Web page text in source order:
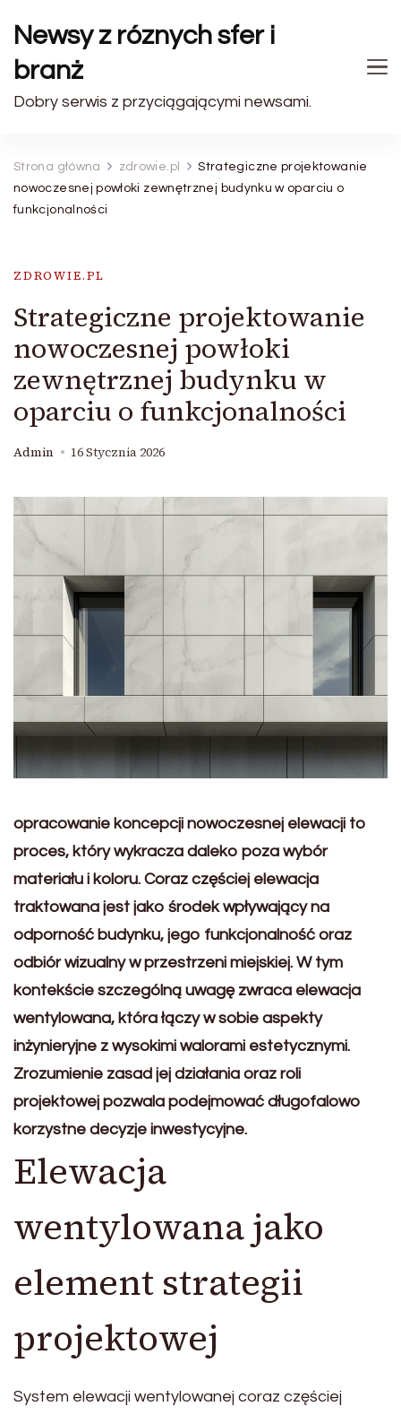
Newsy z róznych sfer i
branż
Dobry serwis z przyciągającymi newsami.
Strona główna zdrowie.pl
Strategiczne projektowanie
nowoczesnej powłoki zewnętrznej budynku w oparciu o
funkcjonalności
ZDROWIE.PL
Strategiczne projektowanie
nowoczesnej powłoki
zewnętrznej budynku w
oparciu o funkcjonalności
Admin 16 Stycznia 2026
opracowanie koncepcji nowoczesnej elewacji to
proces, który wykracza daleko poza wybór
materiału i koloru. Coraz częściej elewacja
traktowana jest jako środek wpływający na
odporność budynku, jego funkcjonalność oraz
odbiór wizualny w przestrzeni miejskiej. W tym
kontekście szczególną uwagę zwraca elewacja
wentylowana, która łączy w sobie aspekty
inżynieryjne z wysokimi walorami estetycznymi.
Zrozumienie zasad jej działania oraz roli
projektowej pozwala podejmować długofalowo
korzystne decyzje inwestycyjne.
Elewacja
wentylowana jako
element strategii
projektowej
System elewacji wentylowanej coraz częściej